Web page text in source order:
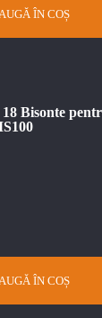
ÎN COȘ
Bisonte
ÎN COȘ